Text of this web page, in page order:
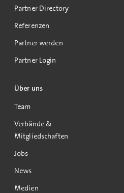
Partner Directory
Referenzen
Partner werden
Partner Login
Über uns
Team
Verbände &
Mitgliedschaften
Jobs
News
Medien